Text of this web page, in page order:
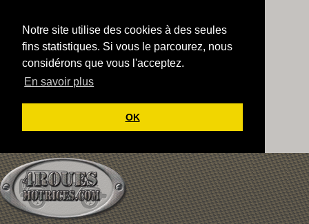
Notre site utilise des cookies à des seules
fins statistiques. Si vous le parcourez, nous
considérons que vous l'acceptez.
En savoir plus
OK